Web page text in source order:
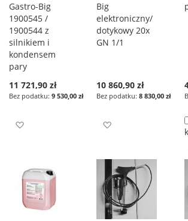
Gastro-Big
1900545 /
1900544 z
silnikiem i
kondensem
pary
11 721,90 zł
9 530,00 zł
Dodaj do listy życzeń
Big
elektroniczny/
dotykowy 20x
GN 1/1
10 860,90 zł
8 830,00 zł
Dodaj do listy